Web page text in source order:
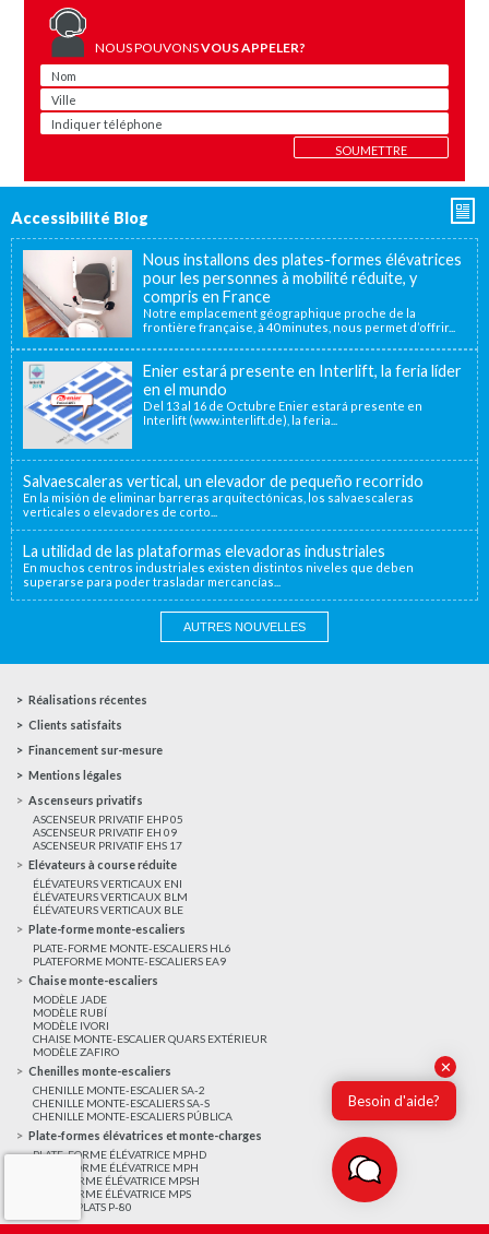
NOUS POUVONSVOUS APPELER?
Accessibilité Blog
Nous installons des plates-formes élévatrices
pour les personnes à mobilité réduite, y
compris en France
Notre emplacement géographique proche de la
frontière française, à 40 minutes, nous permet d’offrir...
Enier estará presente en Interlift, la feria líder
en el mundo
Del 13 al 16 de Octubre Enier estará presente en
Interlift (www.interlift.de), la feria...
Salvaescaleras vertical, un elevador de pequeño recorrido
En la misión de eliminar barreras arquitectónicas, los salvaescaleras
verticales o elevadores de corto...
La utilidad de las plataformas elevadoras industriales
En muchos centros industriales existen distintos niveles que deben
superarse para poder trasladar mercancías...
AUTRES NOUVELLES
Réalisations récentes
Clients satisfaits
Financement sur-mesure
Mentions légales
Ascenseurs privatifs
ASCENSEUR PRIVATIF EHP 05
ASCENSEUR PRIVATIF EH 09
ASCENSEUR PRIVATIF EHS 17
Elévateurs à course réduite
ÉLÉVATEURS VERTICAUX ENI
ÉLÉVATEURS VERTICAUX BLM
ÉLÉVATEURS VERTICAUX BLE
Plate-forme monte-escaliers
PLATE-FORME MONTE-ESCALIERS HL6
PLATEFORME MONTE-ESCALIERS EA9
Chaise monte-escaliers
MODÈLE JADE
MODÈLE RUBÍ
MODÈLE IVORI
CHAISE MONTE-ESCALIER QUARS EXTÉRIEUR
MODÈLE ZAFIRO
Chenilles monte-escaliers
CHENILLE MONTE-ESCALIER SA-2
CHENILLE MONTE-ESCALIERS SA-S
CHENILLE MONTE-ESCALIERS PÚBLICA
Plate-formes élévatrices et monte-charges
PLATE-FORME ÉLÉVATRICE MPHD
PLATE-FORME ÉLÉVATRICE MPH
PLATEFORME ÉLÉVATRICE MPSH
PLATEFORME ÉLÉVATRICE MPS
MONTE-PLATS P-80
✕
Besoin d'aide?